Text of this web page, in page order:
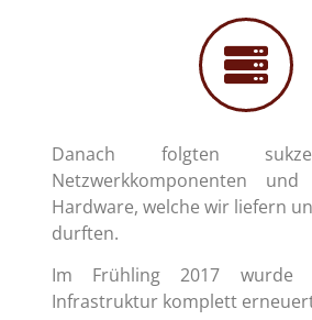
Danach folgten
Netzwerkkomponenten
Hardware, welche wir liefern
durften.
Im Frühling 2017
Infrastruktur komplett